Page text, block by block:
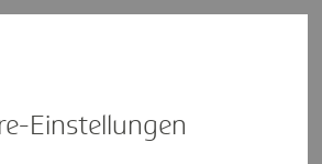
Einstel­lungen